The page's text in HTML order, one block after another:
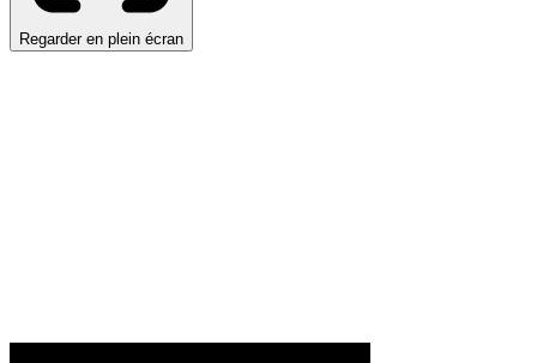
Regarder en plein écran